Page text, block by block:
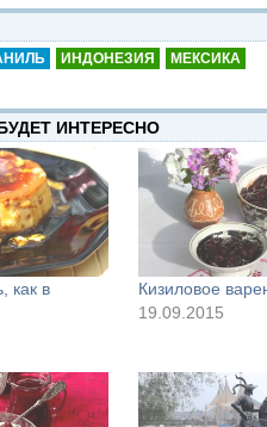
ИНДОНЕЗИЯ МЕКСИКА
ИНТЕРЕСНО
как в
Кизиловое
19.09.2015